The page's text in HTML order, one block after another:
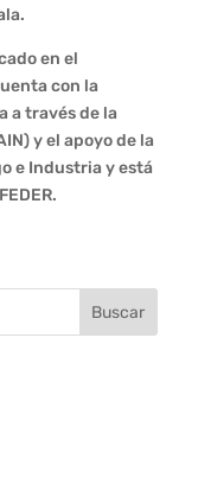
en el
con la
a través de la
y el apoyo de la
e Industria y está